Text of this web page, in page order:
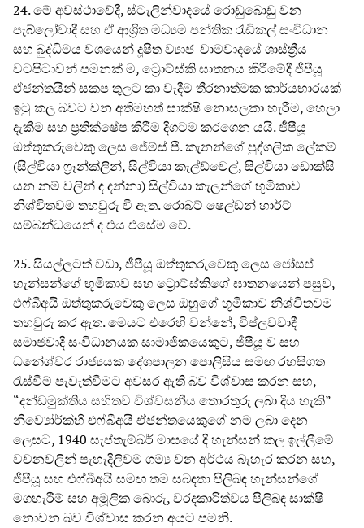
24. මේ අවස්ථාවේදී, ස්ටැලින්වාදයේ රොඩුබොඩු වන
පැබ්ලෝවාදී සහ ඒ ආශ්‍රිත මධ්‍යම පන්තික රැඩිකල් සංවිධාන
සහ බුද්ධිමය වශයෙන් දූෂිත ව්‍යාජ-වාමවාදයේ ශාස්ත්‍රීය
වටපිටාවන් පමනක් ම, ට්‍රොට්ස්කි ඝාතනය කිරීමේදී ජීපීයූ
ඒජන්තයින් සකප තුලට කා වැදීම තීරනාත්මක කාර්යභාරයක්
ඉටු කල බවට වන අතිමහත් සාක්ෂි නොසලකා හැරීම, හෙලා
දැකීම සහ ප්‍රතික්ෂේප කිරීම දිගටම කරගෙන යයි. ජීපීයූ
ඔත්තුකරුවෙකු ලෙස ජේම්ස් පී. කැනන්ගේ පුද්ගලික ලේකම්
(සිල්වියා ෆ්‍රෑන්ක්ලින්, සිල්වියා කැල්ඩ්වෙල්, සිල්වියා ඩොක්සි
යන නම් වලින් ද දන්නා) සිල්වියා කැලන්ගේ භූමිකාව
නිශ්චිතවම තහවුරු වී ඇත. රොබට් ෂෙල්ඩන් හාර්ට්
සම්බන්ධයෙන් ද එය එසේම වේ.
25. සියල්ලටත් වඩා, ජීපීයූ ඔත්තුකරුවෙකු ලෙස ජෝසප්
හැන්සන්ගේ භූමිකාව සහ ට්‍රොට්ස්කිගේ ඝාතනයෙන් පසුව,
එෆ්බීඅයි ඔත්තුකරුවෙකු ලෙස ඔහුගේ භූමිකාව නිශ්චිතවම
තහවුරු කර ඇත. මෙයට එරෙහි වන්නේ, විප්ලවවාදී
සමාජවාදී සංවිධානයක සාමාජිකයෙකුට, ජීපීයූ ව සහ
ධනේශ්වර රාජ්‍යයක දේශපාලන පොලිසිය සමඟ රහසිගත
රැස්වීම් පැවැත්වීමට අවසර ඇති බව විශ්වාස කරන සහ,
“දන්ඩමුක්තිය සහිතව විශ්වසනීය තොරතුරු ලබා දිය හැකි”
නිව්‍යෝර්ක්හි එෆ්බීඅයි ඒජන්තයෙකුගේ නම ලබා දෙන
ලෙසට, 1940 සැප්තැම්බර් මාසයේ දී හැන්සන් කල ඉල්ලීමේ
වචනවලින් පැහැදිලිවම ගම්‍ය වන අර්ථය බැහැර කරන සහ,
ජීපීයූ සහ එෆ්බීඅයි සමඟ තම සබඳතා පිලිබඳ හැන්සන්ගේ
මගහැරීම් සහ අමූලික බොරු, වරදකාරිත්වය පිලිබඳ සාක්ෂි
නොවන බව විශ්වාස කරන අයට පමනි.